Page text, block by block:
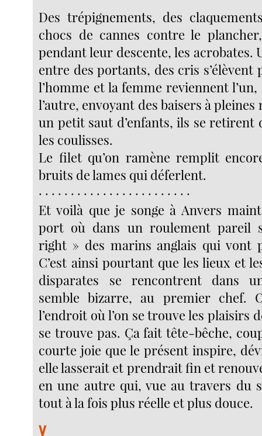
Des trépignements, des
chocs de cannes contre le
pendant leur descente, les acrobates.
entre des portants, des cris
l’homme et la femme reviennent
l’autre, envoyant des baisers à pleines
un petit saut d’enfants, ils se retirent
les coulisses.
Le filet qu’on ramène remplit
bruits de lames qui déferlent.
· · · · · · · · · · · · · · · · · · · · · · · ·
Et voilà que je songe à Anvers
port où dans un roulement pareil
right » des marins anglais qui vont
C’est ainsi pourtant que les lieux et
disparates se rencontrent dans
semble bizarre, au premier chef.
l’endroit où l’on se trouve les plaisirs
se trouve pas. Ça fait tête-bêche,
courte joie que le présent inspire,
elle lasserait et prendrait fin et
en une autre qui, vue au travers du
tout à la fois plus réelle et plus douce.